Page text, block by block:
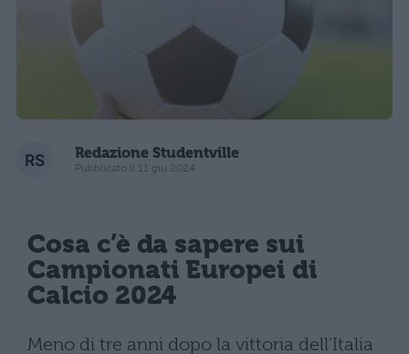
Redazione Studentville
Pubblicato il 11 giu 2024
Cosa c’è da sapere sui
Campionati Europei di
Calcio 2024
Meno di tre anni dopo la vittoria dell’Italia